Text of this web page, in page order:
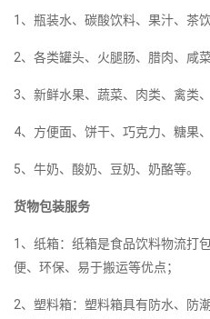
1、瓶装水、碳酸饮料、果汁、茶
2、各类罐头、火腿肠、腊肉、咸菜
3、新鲜水果、蔬菜、肉类、禽类、
4、方便面、饼干、巧克力、糖果、
5、牛奶、酸奶、豆奶、奶酪等。
货物包装服务
1、纸箱：纸箱是食品饮料物流打
便、环保、易于搬运等优点；
2、塑料箱：塑料箱具有防水、防